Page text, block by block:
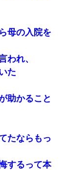
母の入院を
われ、
た
助かること
たならもっ
するって本